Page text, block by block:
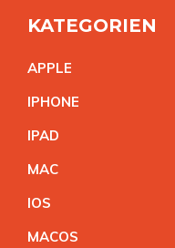
KATEGORIEN
APPLE
IPHONE
IPAD
MAC
IOS
MACOS